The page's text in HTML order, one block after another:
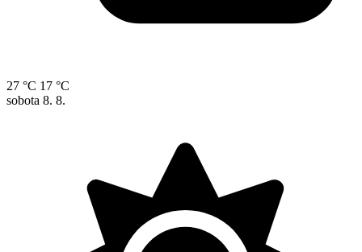
27 °C 17 °C
sobota 8. 8.